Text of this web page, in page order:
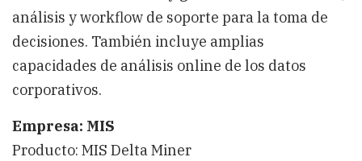
análisis y workflow de soporte para la toma de
decisiones. También incluye amplias
capacidades de análisis online de los datos
corporativos.
Empresa: MIS
Producto: MIS Delta Miner